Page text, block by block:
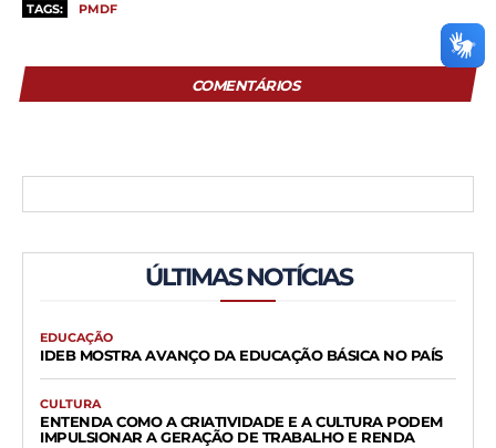
TAGS: PMDF
COMENTÁRIOS
ÚLTIMAS NOTÍCIAS
EDUCAÇÃO
IDEB MOSTRA AVANÇO DA EDUCAÇÃO BÁSICA NO PAÍS
CULTURA
ENTENDA COMO A CRIATIVIDADE E A CULTURA PODEM
IMPULSIONAR A GERAÇÃO DE TRABALHO E RENDA